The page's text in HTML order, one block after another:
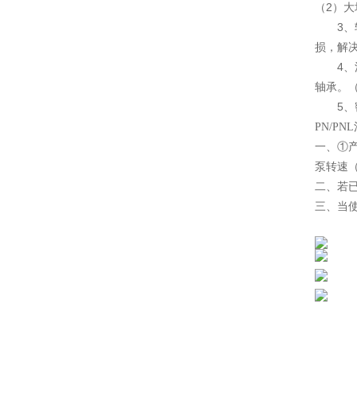
（2）
3、轴
损，解
4、泥
轴承。
5、密
PN/PNL
一、①
泵转速
二、若
三、当